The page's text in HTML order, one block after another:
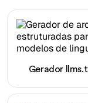
Gerador